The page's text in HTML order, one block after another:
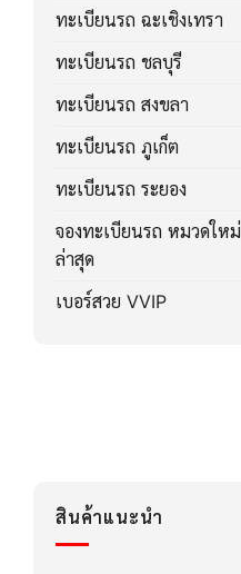
ทะเบียนรถ ฉะเชิงเทรา
ทะเบียนรถ ชลบุรี
ทะเบียนรถ สงขลา
ทะเบียนรถ ภูเก็ต
ทะเบียนรถ ระยอง
จองทะเบียนรถ หมวดใหม่
ล่าสุด
เบอร์สวย VVIP
สินค้าแนะนำ